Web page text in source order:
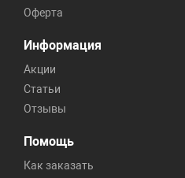
Оферта
Информация
Акции
Статьи
Отзывы
Помощь
Как заказать